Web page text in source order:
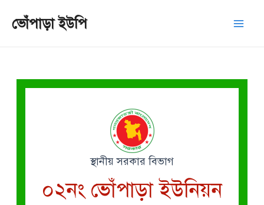
ভোঁপাড়া ইউপি
স্থানীয় সরকার বিভাগ
০২নং ভোঁপাড়া ইউনিয়ন